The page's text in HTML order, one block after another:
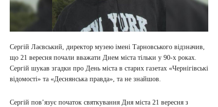
Сергій Лаєвський, директор музею імені Тарновського відзначив,
що 21 вересня почали вважати Днем міста тільки у 90-х роках.
Сергій шукав згадки про День міста в старих газетах «Чернігівські
відомості» та «Деснянська правда», та не знайшов.
Сергій пов’язує початок святкування Дня міста 21 вересня з